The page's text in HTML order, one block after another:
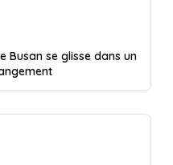
Busan se glisse dans un